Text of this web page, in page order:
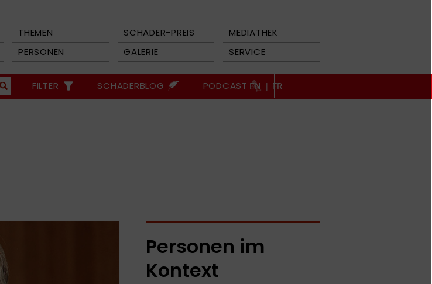
THEMEN SCHADER-PREIS
MEDIATHEK
PERSONEN GALERIE SERVICE
FILTER SCHADERBLOG PODCAST EN | FR
Personen im
Kontext